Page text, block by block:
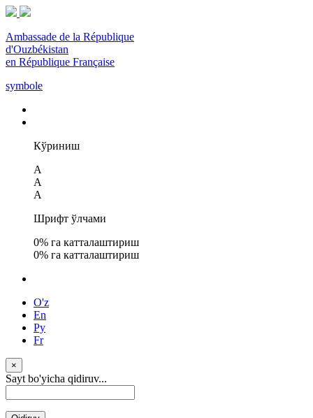
Ambassade de la République
d'Ouzbékistan
en République Française
symbole
Кўриниш
A
A
A
Шрифт ўлчами
0% га катталаштириш
0% га катталаштириш
O'z
En
Ру
Fr
×
Sayt bo'yicha qidiruv...